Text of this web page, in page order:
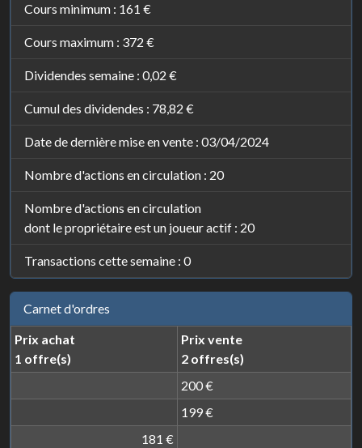
Cours minimum : 161 €
Cours maximum : 372 €
Dividendes semaine : 0,02 €
Cumul des dividendes : 78,82 €
Date de dernière mise en vente : 03/04/2024
Nombre d'actions en circulation : 20
Nombre d'actions en circulation
dont le propriétaire est un joueur actif : 20
Transactions cette semaine : 0
Carnet d'ordres
Prix achat
1 offre(s)
Prix vente
2 offres(s)
200 €
199 €
181 €